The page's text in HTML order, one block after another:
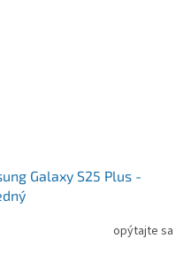
Galaxy S25 Plus -
opýtajte sa